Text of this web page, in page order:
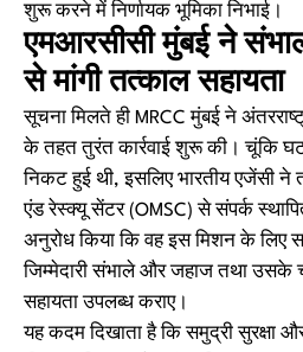
शुरू करने में निर्णायक भूमिका निभाई।
एमआरसीसी मुंबई ने
से मांगी तत्काल सहायता
सूचना मिलते ही MRCC मुंबई ने
के तहत तुरंत कार्रवाई शुरू की। चूंकि
निकट हुई थी, इसलिए भारतीय एजेंसी ने
एंड रेस्क्यू सेंटर (OMSC) से संपर्क
अनुरोध किया कि वह इस मिशन के लिए
जिम्मेदारी संभाले और जहाज तथा
सहायता उपलब्ध कराए।
यह कदम दिखाता है कि समुद्री सुरक्षा